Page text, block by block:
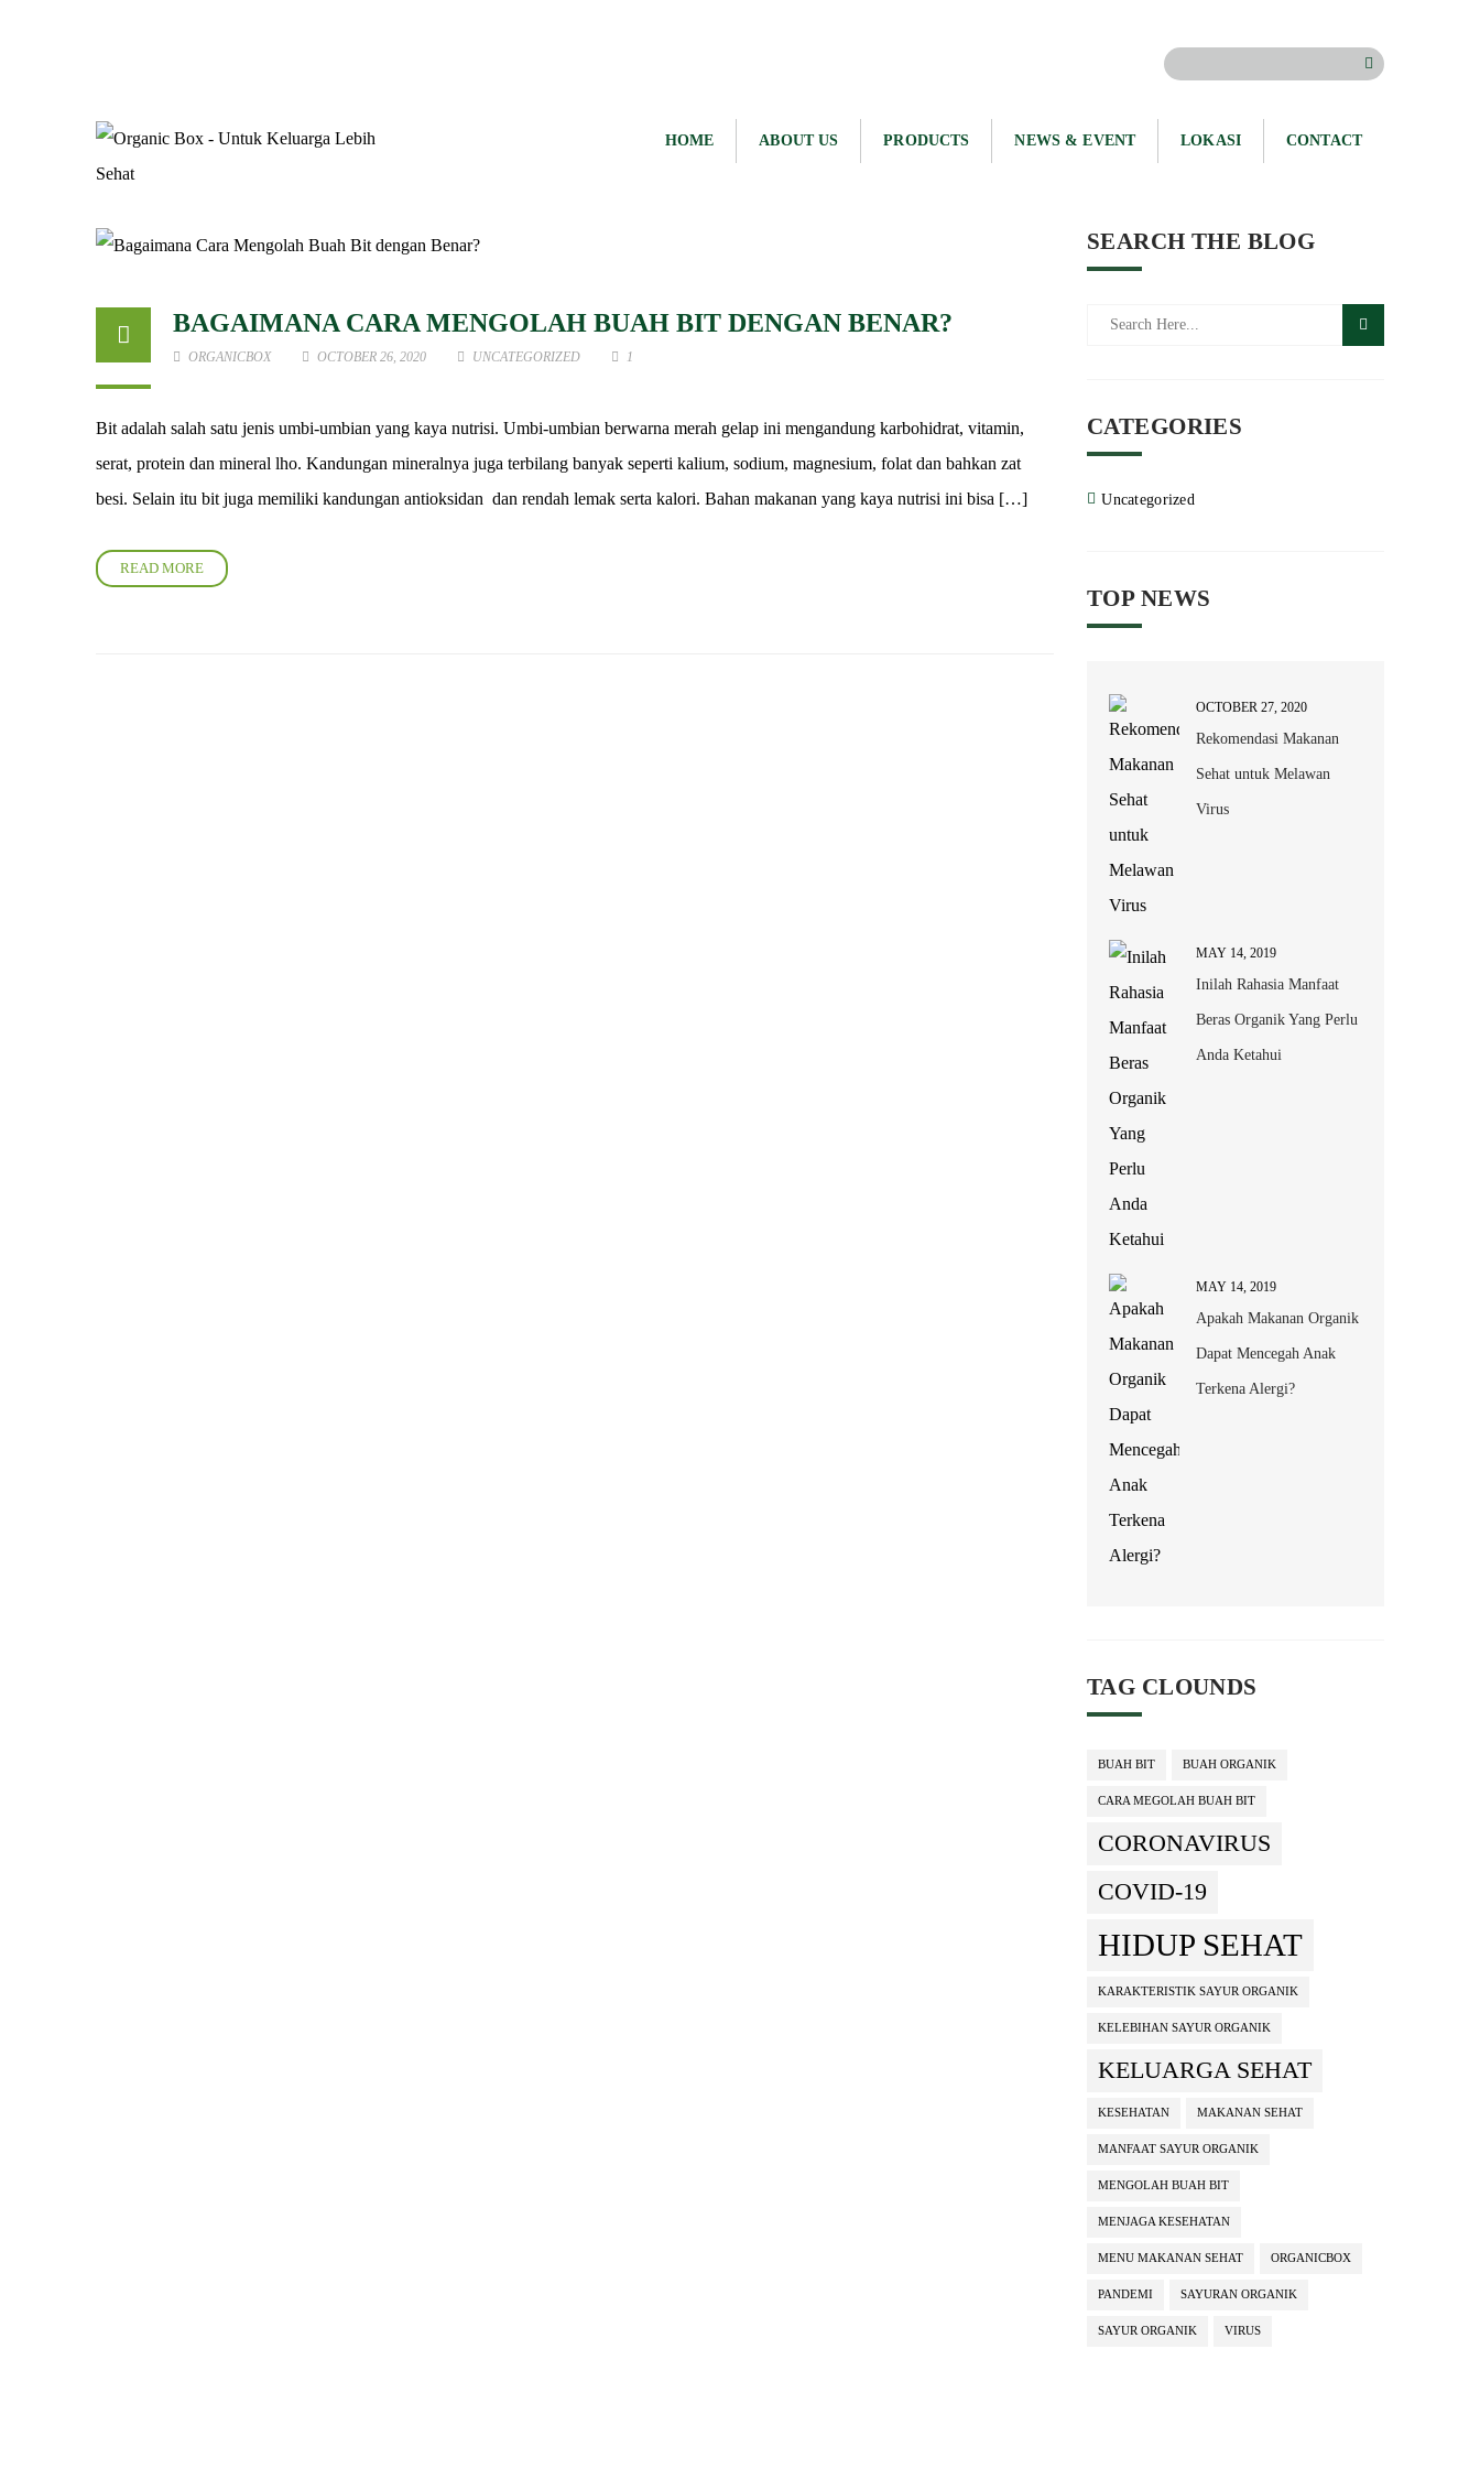
HOME ABOUT US PRODUCTS NEWS & EVENT LOKASI CONTACT
BAGAIMANA CARA MENGOLAH BUAH BIT DENGAN BENAR?
ORGANICBOX OCTOBER 26, 2020 UNCATEGORIZED 1
Bit adalah salah satu jenis umbi-umbian yang kaya nutrisi. Umbi-umbian berwarna merah gelap ini mengandung karbohidrat, vitamin,
serat, protein dan mineral lho. Kandungan mineralnya juga terbilang banyak seperti kalium, sodium, magnesium, folat dan bahkan zat
besi. Selain itu bit juga memiliki kandungan antioksidan dan rendah lemak serta kalori. Bahan makanan yang kaya nutrisi ini bisa […]
READ MORE
SEARCH THE BLOG
CATEGORIES
Uncategorized
TOP NEWS
OCTOBER 27, 2020
Rekomendasi Makanan
Sehat untuk Melawan
Virus
MAY 14, 2019
Inilah Rahasia Manfaat
Beras Organik Yang Perlu
Anda Ketahui
MAY 14, 2019
Apakah Makanan Organik
Dapat Mencegah Anak
Terkena Alergi?
TAG CLOUNDS
BUAH BIT BUAH ORGANIK
CARA MEGOLAH BUAH BIT
CORONAVIRUS
COVID-19
HIDUP SEHAT
KARAKTERISTIK SAYUR ORGANIK
KELEBIHAN SAYUR ORGANIK
KELUARGA SEHAT
KESEHATAN MAKANAN SEHAT
MANFAAT SAYUR ORGANIK
MENGOLAH BUAH BIT
MENJAGA KESEHATAN
MENU MAKANAN SEHAT ORGANICBOX
PANDEMI SAYURAN ORGANIK
SAYUR ORGANIK VIRUS